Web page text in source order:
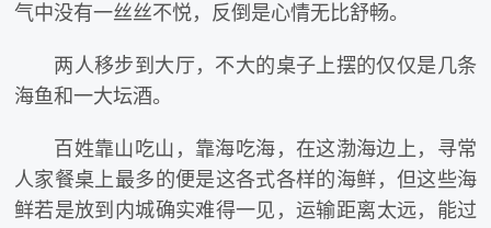
气中没有一丝丝不悦，反倒是心情无比舒畅。
两人移步到大厅，不大的桌子上摆的仅仅是几条
海鱼和一大坛酒。
百姓靠山吃山，靠海吃海，在这渤海边上，寻常
人家餐桌上最多的便是这各式各样的海鲜，但这些海
鲜若是放到内城确实难得一见，运输距离太远，能过